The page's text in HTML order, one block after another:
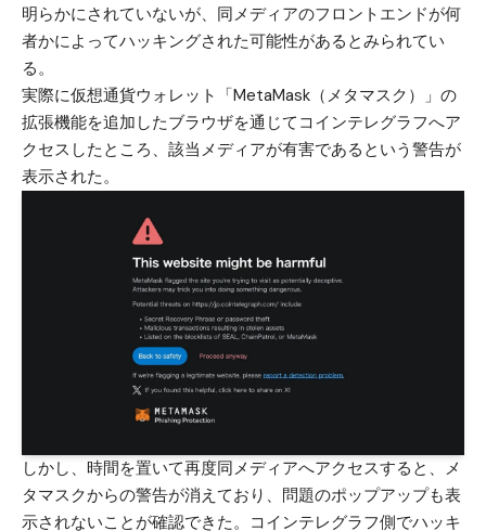
明らかにされていないが、同メディアのフロントエンドが何
者かによってハッキングされた可能性があるとみられてい
る。
実際に仮想通貨ウォレット「MetaMask（メタマスク）」の
拡張機能を追加したブラウザを通じてコインテレグラフへア
クセスしたところ、該当メディアが有害であるという警告が
表示された。
しかし、時間を置いて再度同メディアへアクセスすると、メ
タマスクからの警告が消えており、問題のポップアップも表
示されないことが確認できた。コインテレグラフ側でハッキ